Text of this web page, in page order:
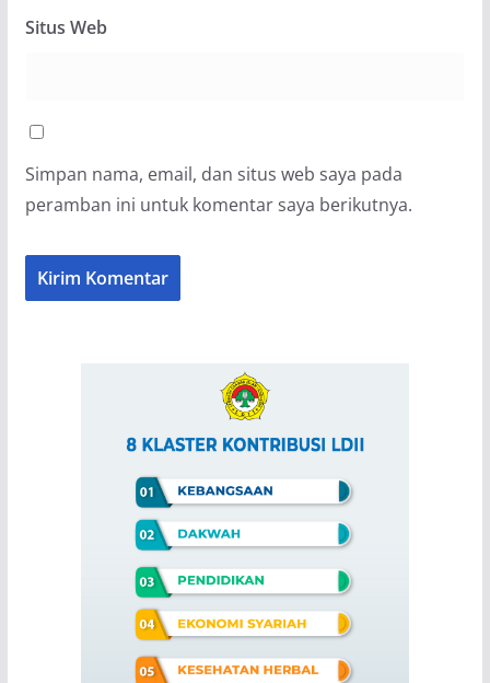
Situs Web
Simpan nama, email, dan situs web saya pada
peramban ini untuk komentar saya berikutnya.